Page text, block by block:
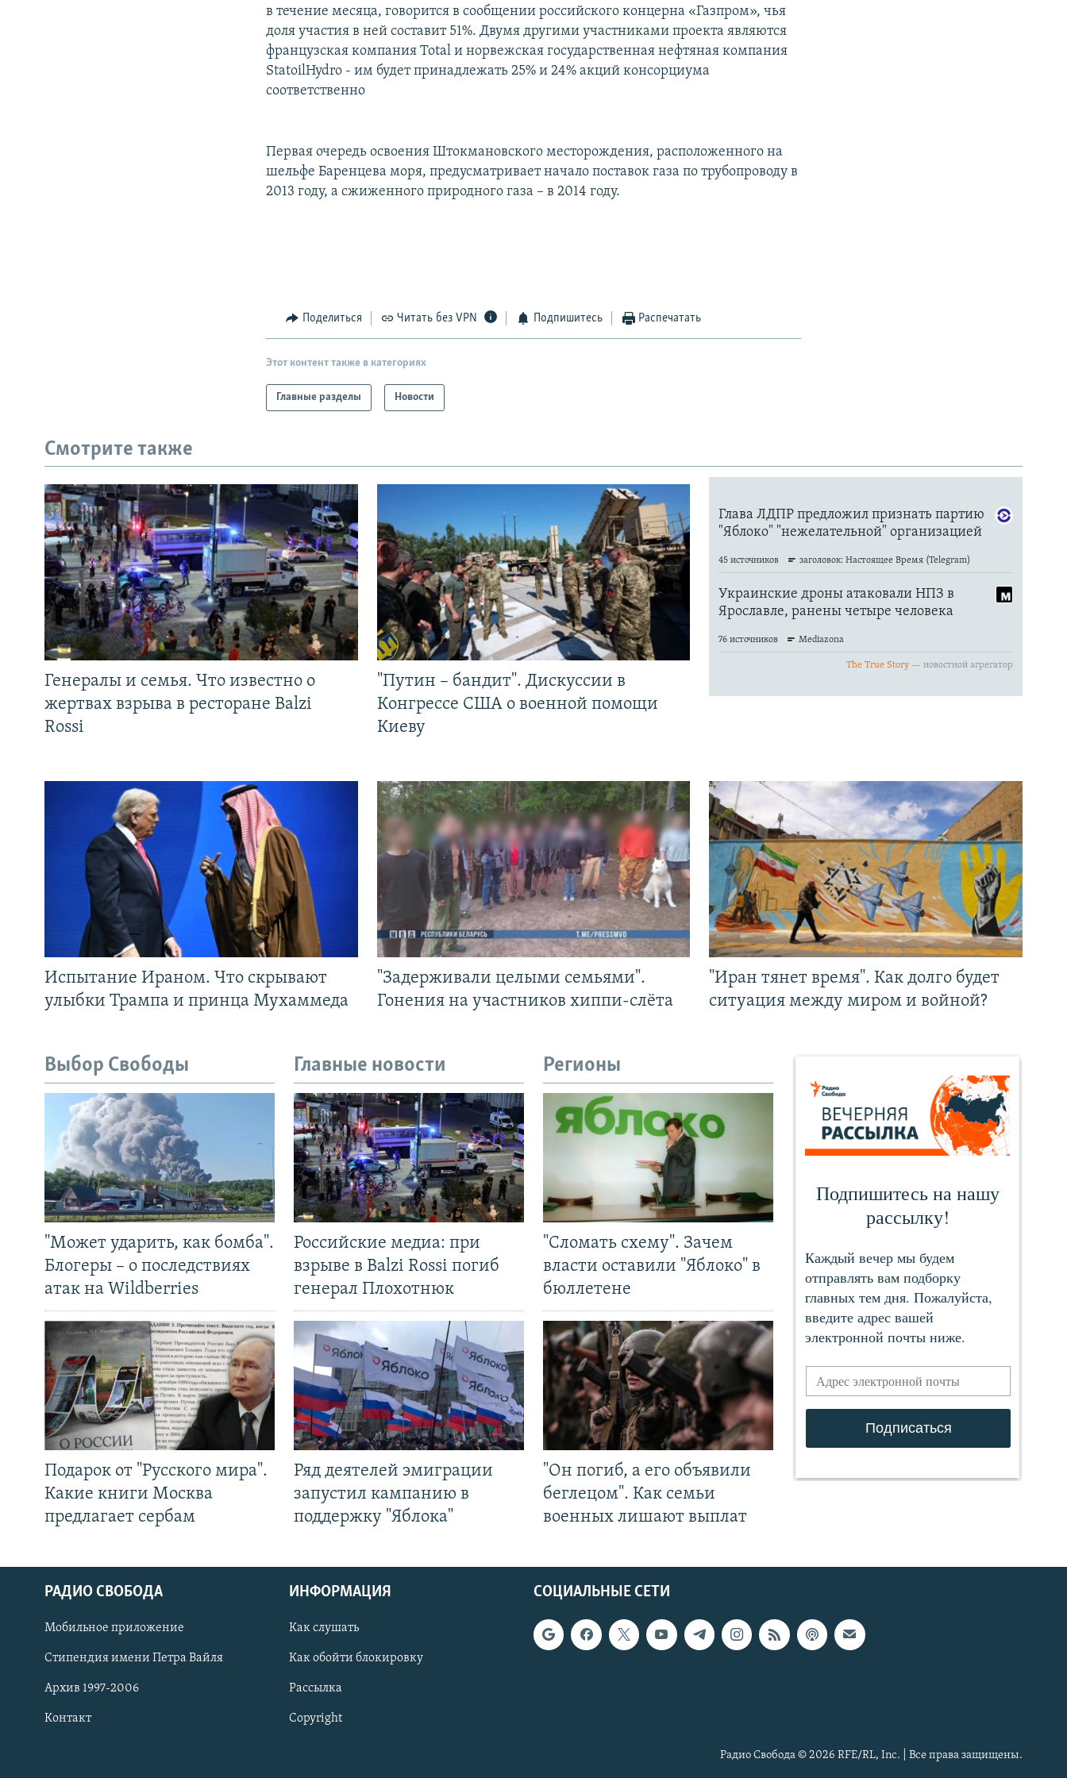
СОЦИАЛЬНЫЕ СЕТИ
в течение месяца, говорится в сообщении российского концерна «Газпром», чья
доля участия в ней составит 51%. Двумя другими участниками проекта являются
французская компания Total и норвежская государственная нефтяная компания
StatoilHydro - им будет принадлежать 25% и 24% акций консорциума
соответственно
Первая очередь освоения Штокмановского месторождения, расположенного на
шельфе Баренцева моря, предусматривает начало поставок газа по трубопроводу в
2013 году, а сжиженного природного газа – в 2014 году.
Поделиться Читать без VPN Подпишитесь Распечатать
Этот контент также в категориях
Главные разделы Новости
Смотрите также
Генералы и семья. Что известно о
жертвах взрыва в ресторане Balzi
Rossi
"Путин – бандит". Дискуссии в
Конгрессе США о военной помощи
Киеву
Испытание Ираном. Что скрывают
улыбки Трампа и принца Мухаммеда
"Задерживали целыми семьями".
Гонения на участников хиппи-слёта
"Иран тянет время". Как долго будет
ситуация между миром и войной?
Выбор Свободы
"Может ударить, как бомба".
Блогеры – о последствиях
атак на Wildberries
Подарок от "Русского мира".
Какие книги Москва
предлагает сербам
Главные новости
Российские медиа: при
взрыве в Balzi Rossi погиб
генерал Плохотнюк
Ряд деятелей эмиграции
запустил кампанию в
поддержку "Яблока"
Регионы
"Сломать схему". Зачем
власти оставили "Яблоко" в
бюллетене
"Он погиб, а его объявили
беглецом". Как семьи
военных лишают выплат
СОЦИАЛЬНЫЕ СЕТИ
РАДИО СВОБОДА
Мобильное приложение
Стипендия имени Петра Вайля
Архив 1997-2006
Контакт
ИНФОРМАЦИЯ
Как слушать
Как обойти блокировку
Рассылка
Copyright
Радио Свобода © 2026 RFE/RL, Inc. | Все права защищены.